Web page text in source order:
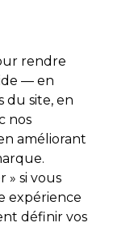
et Matériel
3D
rendre
— en
du site, en
nos
améliorant
» si vous
expérience
définir vos